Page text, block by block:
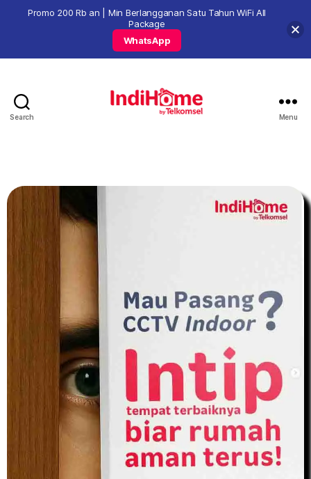
Search Menu
Promo 200 Rb an | Min Berlangganan Satu Tahun WiFi All
Package
WhatsApp